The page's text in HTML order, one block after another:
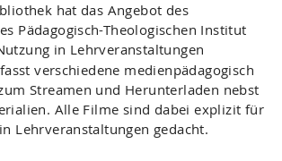
hat das Angebot des
Pädagogisch-Theologischen Institut
in Lehrveranstaltungen
verschiedene medienpädagogisch
Streamen und Herunterladen nebst
Alle Filme sind dabei explizit für
Lehrveranstaltungen gedacht.